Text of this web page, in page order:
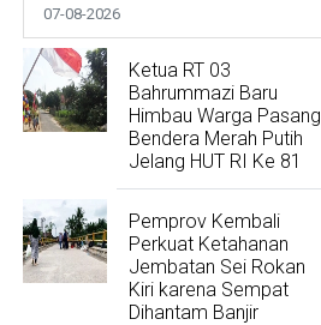
07-08-2026
Ketua RT 03
Bahrummazi Baru
Himbau Warga Pasang
Bendera Merah Putih
Jelang HUT RI Ke 81
Pemprov Kembali
Perkuat Ketahanan
Jembatan Sei Rokan
Kiri karena Sempat
Dihantam Banjir